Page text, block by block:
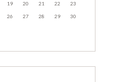
19 20 21 22 23
26 27 28 29 30